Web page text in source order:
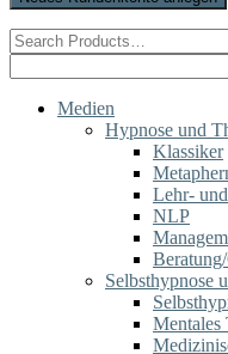
Search
for:
for:
Medien
Hypnose und
Klassiker
Lehr-
NLP
Selbsthypnose
Mentales